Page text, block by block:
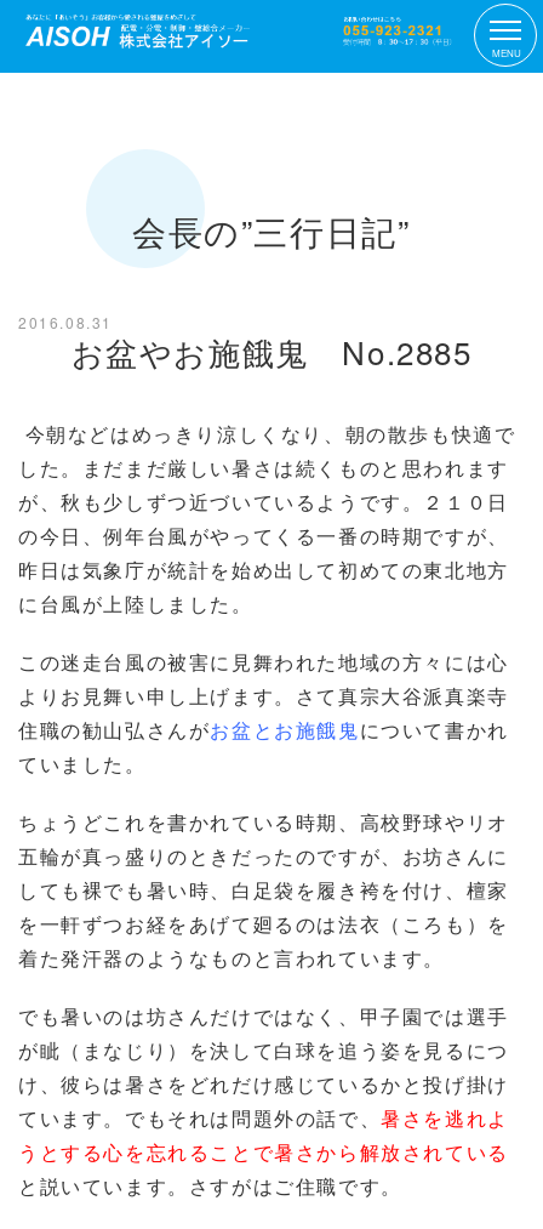
MENU
会長の”三行日記”
2016.08.31
お盆やお施餓鬼 No.2885
今朝などはめっきり涼しくなり、朝の散歩も快適で
した。まだまだ厳しい暑さは続くものと思われます
が、秋も少しずつ近づいているようです。２１０日
の今日、例年台風がやってくる一番の時期ですが、
昨日は気象庁が統計を始め出して初めての東北地方
に台風が上陸しました。
この迷走台風の被害に見舞われた地域の方々には心
よりお見舞い申し上げます。さて真宗大谷派真楽寺
住職の勧山弘さんがお盆とお施餓鬼について書かれ
ていました。
ちょうどこれを書かれている時期、高校野球やリオ
五輪が真っ盛りのときだったのですが、お坊さんに
しても裸でも暑い時、白足袋を履き袴を付け、檀家
を一軒ずつお経をあげて廻るのは法衣（ころも）を
着た発汗器のようなものと言われています。
でも暑いのは坊さんだけではなく、甲子園では選手
が眦（まなじり）を決して白球を追う姿を見るにつ
け、彼らは暑さをどれだけ感じているかと投げ掛け
ています。でもそれは問題外の話で、暑さを逃れよ
うとする心を忘れることで暑さから解放されている
と説いています。さすがはご住職です。